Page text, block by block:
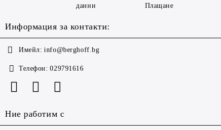
данни
Плащане
Информация за контакти:
Имейл: info@berghoff.bg
Телефон: 029791616
Ние работим с